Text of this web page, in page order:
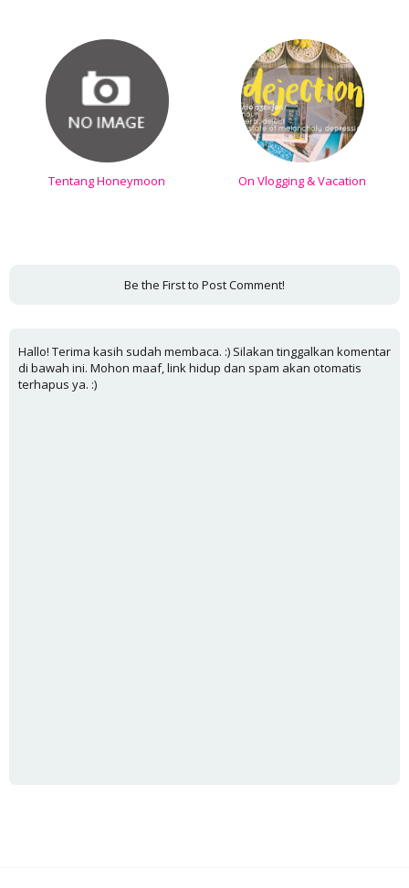
Tentang Honeymoon On Vlogging & Vacation
Be the First to Post Comment!
Hallo! Terima kasih sudah membaca. :) Silakan tinggalkan komentar
di bawah ini. Mohon maaf, link hidup dan spam akan otomatis
terhapus ya. :)